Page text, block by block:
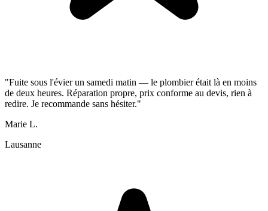
"Fuite sous l'évier un samedi matin — le plombier était là en moins
de deux heures. Réparation propre, prix conforme au devis, rien à
redire. Je recommande sans hésiter."
Marie L.
Lausanne